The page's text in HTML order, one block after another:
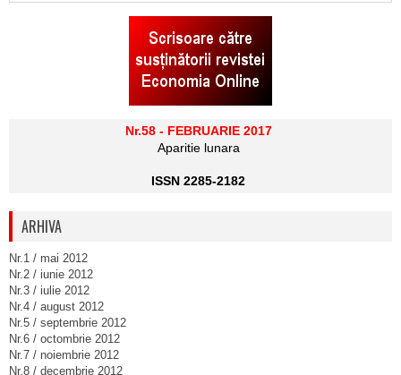
Nr.58 - FEBRUARIE 2017
Aparitie lunara
ISSN 2285-2182
ARHIVA
Nr.1 / mai 2012
Nr.2 / iunie 2012
Nr.3 / iulie 2012
Nr.4 / august 2012
Nr.5 / septembrie 2012
Nr.6 / octombrie 2012
Nr.7 / noiembrie 2012
Nr.8 / decembrie 2012